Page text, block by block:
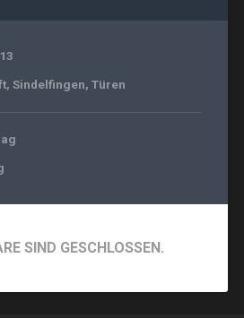
, Sindelfingen, Türen
SIND GESCHLOSSEN.